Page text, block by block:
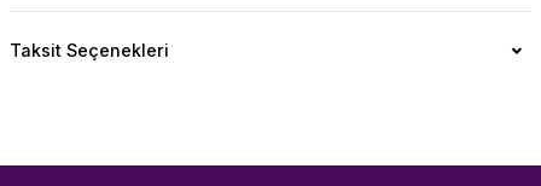
Taksit Seçenekleri